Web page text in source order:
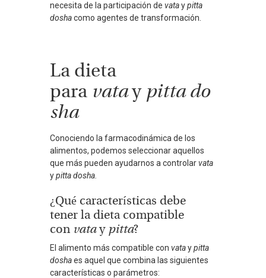
necesita de la participación de vataypitta
doshacomo agentes de transformación.
La dieta
para vatay pitta do
sha
Conociendo la farmacodinámica de los
alimentos, podemos seleccionar aquellos
que más pueden ayudarnos a controlarvata
ypitta dosha.
¿Qué características debe
tener la dieta compatible
con vatay pitta?
El alimento más compatible con vataypitta
doshaes aquel que combina las siguientes
características o parámetros: